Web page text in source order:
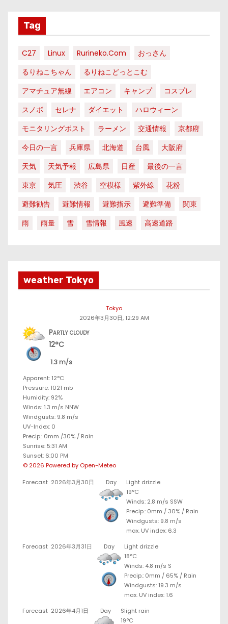
Tag
C27 Linux Rurineko.com
おっさん
るりねこちゃん
るりねこどっとこむ
アマチュア無線
エアコン キャンプ
コスプレ
スノボ
セレナ ダイエット
ハロウィーン
モニタリングポスト
ラーメン 交通情報
京都府
今日の一言
兵庫県 北海道 台風
大阪府
天気
天気予報 広島県 日産
最後の一言
東京
気圧 渋谷 空模様 紫外線
花粉
避難勧告
避難情報 避難指示 避難準備
関東
雨
雨量 雪 雪情報 風速 高速道路
weather Tokyo
Tokyo
2026年3月30日, 12:29 AM
Partly cloudy
12°C
1.3 m/s
Apparent: 12°C
Pressure: 1021 mb
Humidity: 92%
Winds: 1.3 m/s NNW
Windgusts: 9.8 m/s
UV-Index: 0
Precip.: 0mm /30% / Rain
Sunrise: 5:31 AM
Sunset: 6:00 PM
© 2026 Powered by Open-Meteo
Forecast 2026年3月30日 Day
Light drizzle
19°C
Winds: 2.8 m/s SSW
Precip.: 0mm /30% / Rain
Windgusts: 9.8 m/s
max. UV index: 6.3
Forecast 2026年3月31日 Day
Light drizzle
18°C
Winds: 4.8 m/s S
Precip.: 0mm / 65% / Rain
Windgusts: 19.3 m/s
max. UV index: 1.6
Forecast 2026年4月1日 Day
Slight rain
19°C